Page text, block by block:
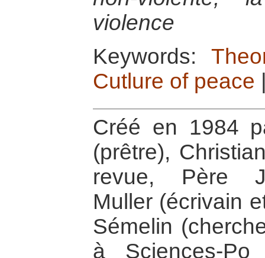
violence
Keywords:
Cutlure of peace
Créé en 1984
(prêtre),
revue, Père
Muller (écrivain
Sémelin
à Sciences-